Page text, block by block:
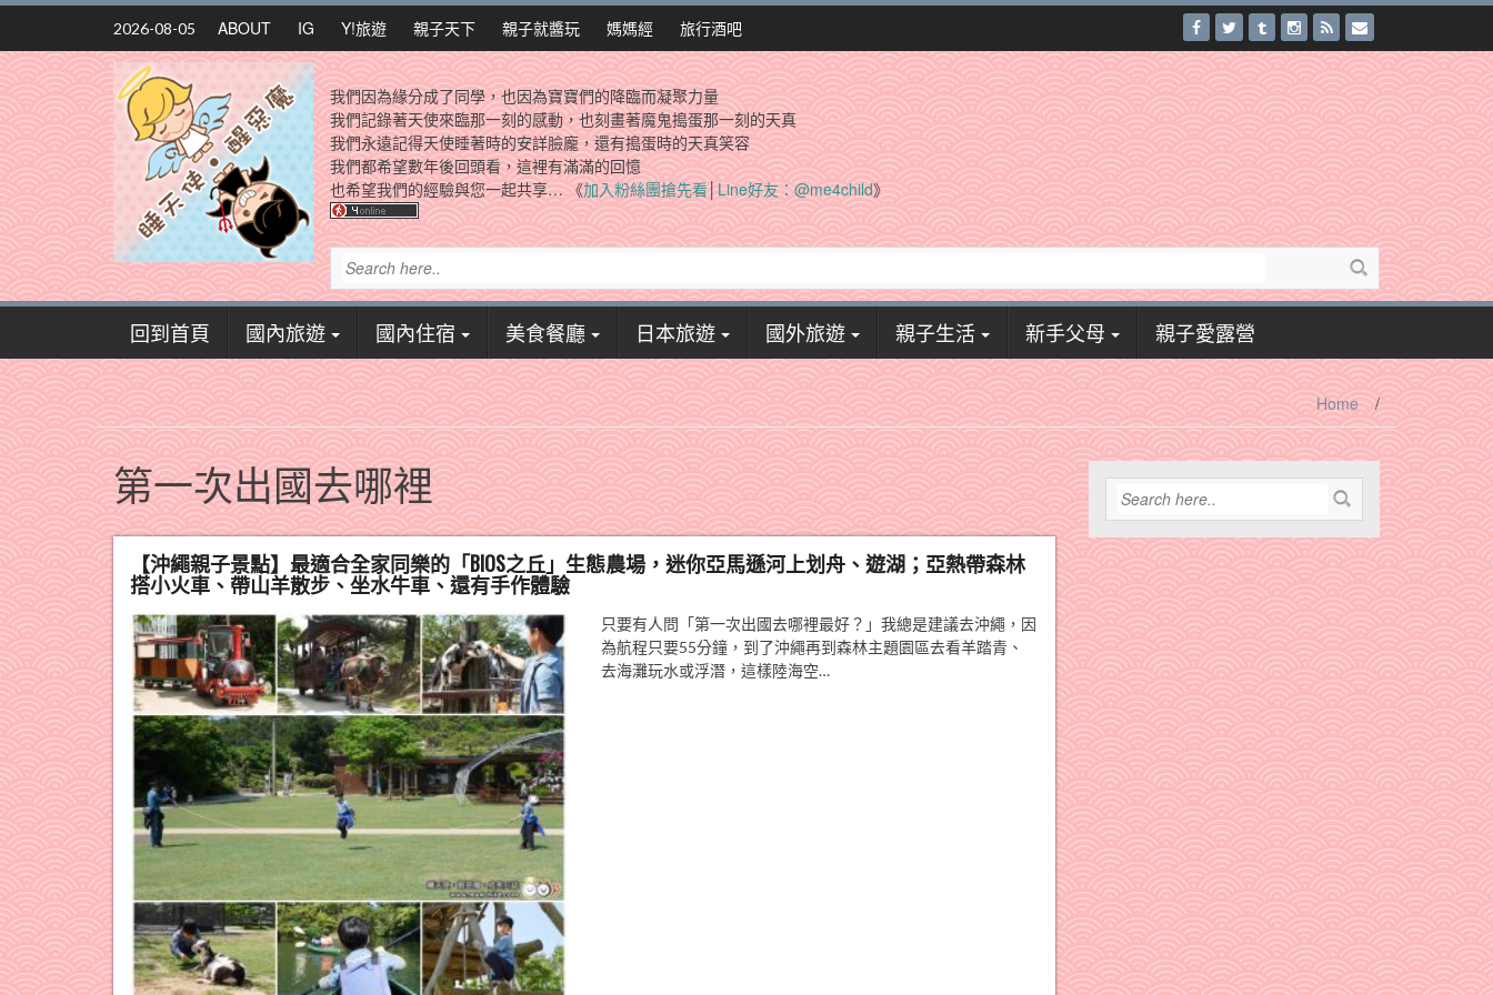
Skip
content
2026-08-05 ABOUT IG Y!旅遊 親子天下 親子就醬玩 媽媽經 旅行酒吧
我們因為緣分成了同學，也因為寶寶們的降臨而凝聚力量
我們記錄著天使來臨那一刻的感動，也刻畫著魔鬼搗蛋那一刻的天真
我們永遠記得天使睡著時的安詳臉龐，還有搗蛋時的天真笑容
我們都希望數年後回頭看，這裡有滿滿的回憶
也希望我們的經驗與您一起共享… 《加入粉絲團搶先看│Line好友：@me4child》
回到首頁 國內旅遊 國內住宿 美食餐廳 日本旅遊 國外旅遊 親子生活 新手父母 親子愛露營
Home /
第一次出國去哪裡
【沖繩親子景點】最適合全家同樂的「BIOS之丘」生態農場，迷你亞馬遜河上划舟、遊湖；亞熱帶森林
搭小火車、帶山羊散步、坐水牛車、還有手作體驗
只要有人問「第一次出國去哪裡最好？」我總是建議去沖繩，因
為航程只要55分鐘，到了沖繩再到森林主題園區去看羊踏青、
去海灘玩水或浮潛，這樣陸海空…